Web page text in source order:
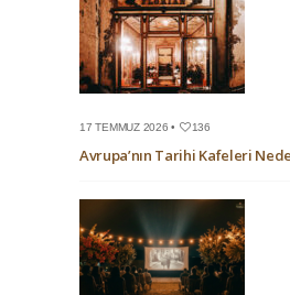
17 TEMMUZ 2026 • 136
Avrupa’nın Tarihi Kafeleri